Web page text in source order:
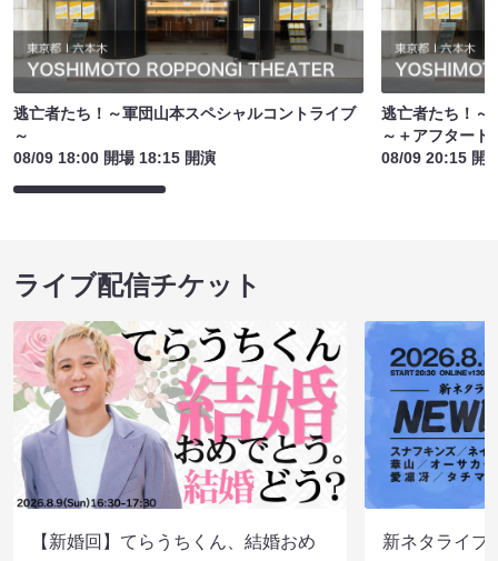
逃亡者たち！～軍団山本スペシャルコントライブ
～
08/09 18:00 開場 18:15 開演
逃亡者たち！～
～＋アフタート
08/09 20:15 開
ライブ配信チケット
【新婚回】てらうちくん、結婚おめ
新ネタライ